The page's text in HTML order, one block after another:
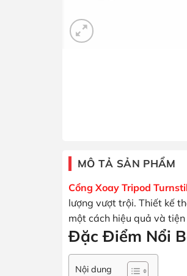
MÔ TẢ SẢN PHẨM
Cổng Xoay Tripod
lượng vượt trội. Thiết kế
một cách hiệu quả và tiện
Đặc Điểm Nổi
Nội dung